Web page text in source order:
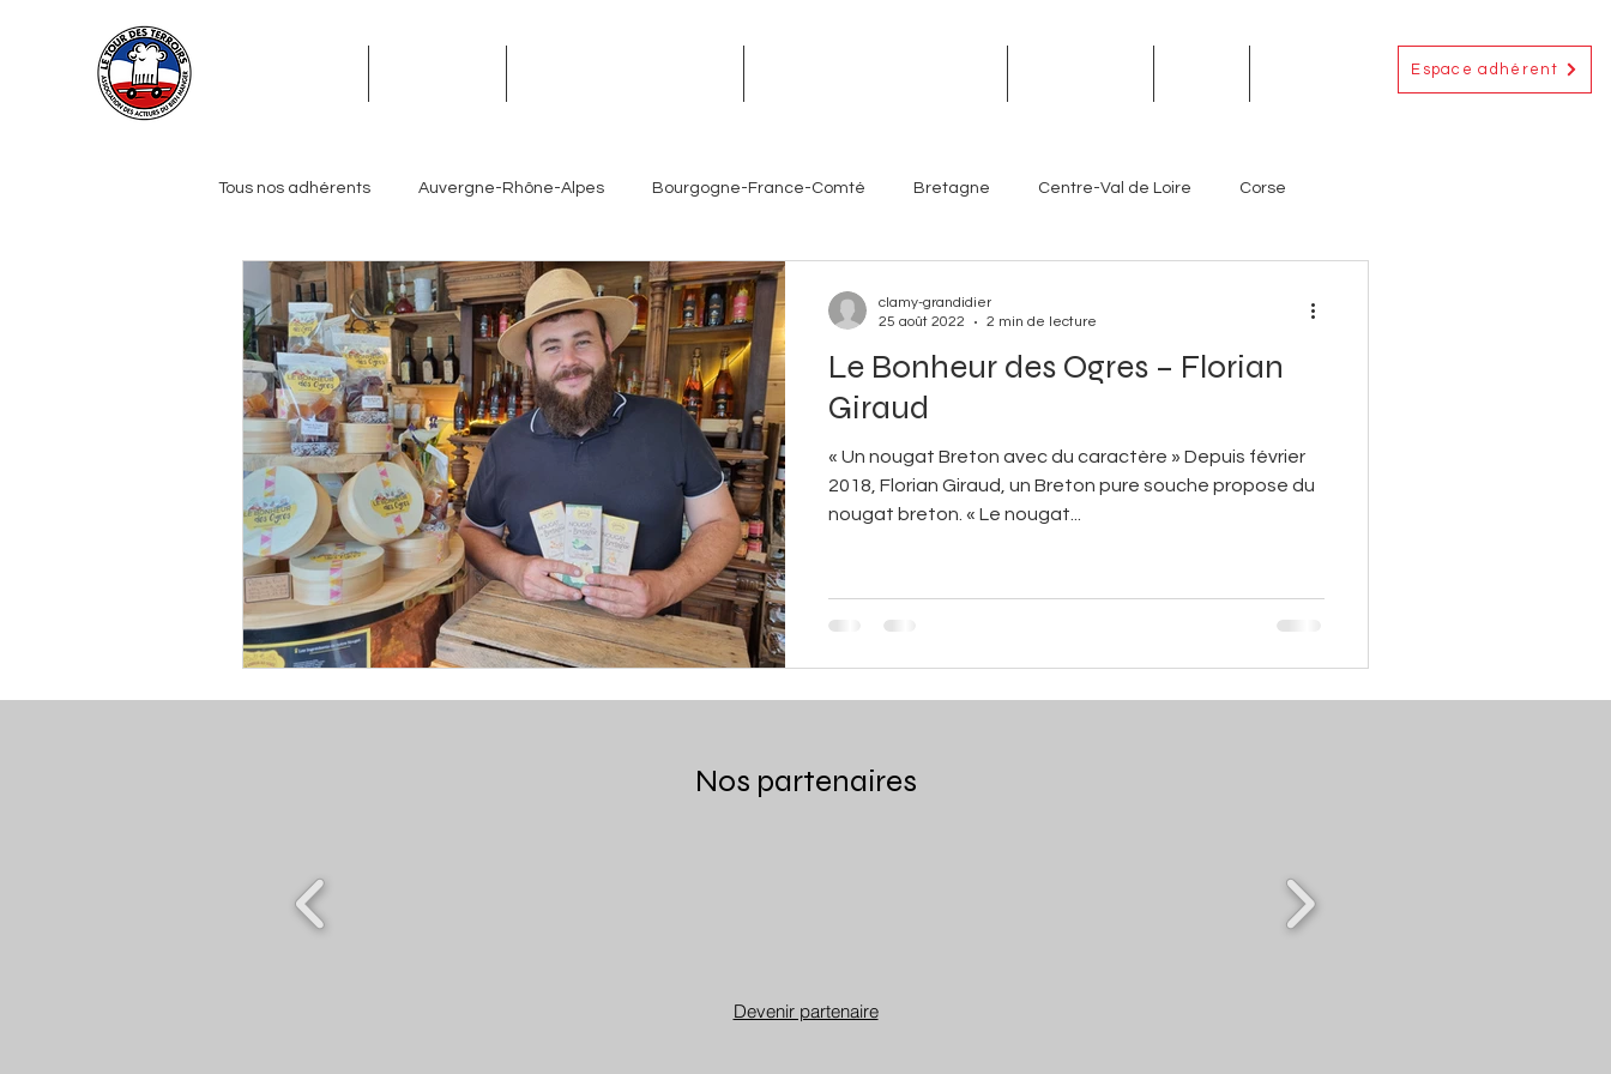
Espace adhérent
Tous nos adhérents Auvergne-Rhône-Alpes Bourgogne-France-Comté Bretagne Centre-Val de Loire Corse
Grand Est Hauts-de-France Île-de-France Normandie
Pays de la Loire Provence-Alpes- Côte d'Azur Chefs Artisans Sommeliers Vignerons Producteurs
Journalistes Biérologues Partenaires Hôtellerie Torrefacteur
Le Bonheur des Ogres – Florian
Giraud
« Un nougat Breton avec du caractère » Depuis février
2018, Florian Giraud, un Breton pure souche propose du
nougat breton. « Le nougat...
clamy-grandidier
25 août 2022
2 min de lecture
Nos partenaires
Devenir partenaire